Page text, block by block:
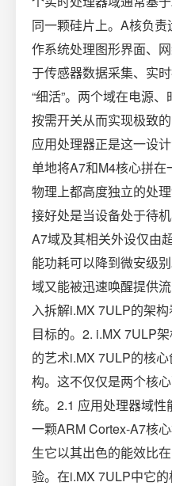
同一颗硅片上。A核负
作系统处理图形界面、
于传感器数据采集、实
“细活”。两个域在电源
按需开关从而实现极致
应用处理器正是这一设
单地将A7和M4核心拼
物理上都高度独立的处
接好处是当设备处于待
A7域及其相关外设仅由
能功耗可以降到微安级
域又能被迅速唤醒提供
入拆解i.MX 7ULP的架
目标的。2. i.MX 7ULP
的艺术i.MX 7ULP的核
构。这不仅仅是两个核
统。2.1 应用处理器域
一颗ARM Cortex-A7核
生它以其出色的能效比
验。在i.MX 7ULP中它